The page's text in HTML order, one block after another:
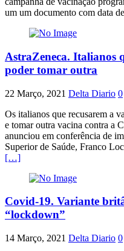
um um documento com data
AstraZeneca. Italianos
poder tomar outra
22 Março, 2021 Delta Diario 0
Os italianos que recusarem a
e tomar outra vacina contra a
anunciou em conferência de
Superior de Saúde, Franco
[…]
Covid-19. Variante
“lockdown”
14 Março, 2021 Delta Diario 0